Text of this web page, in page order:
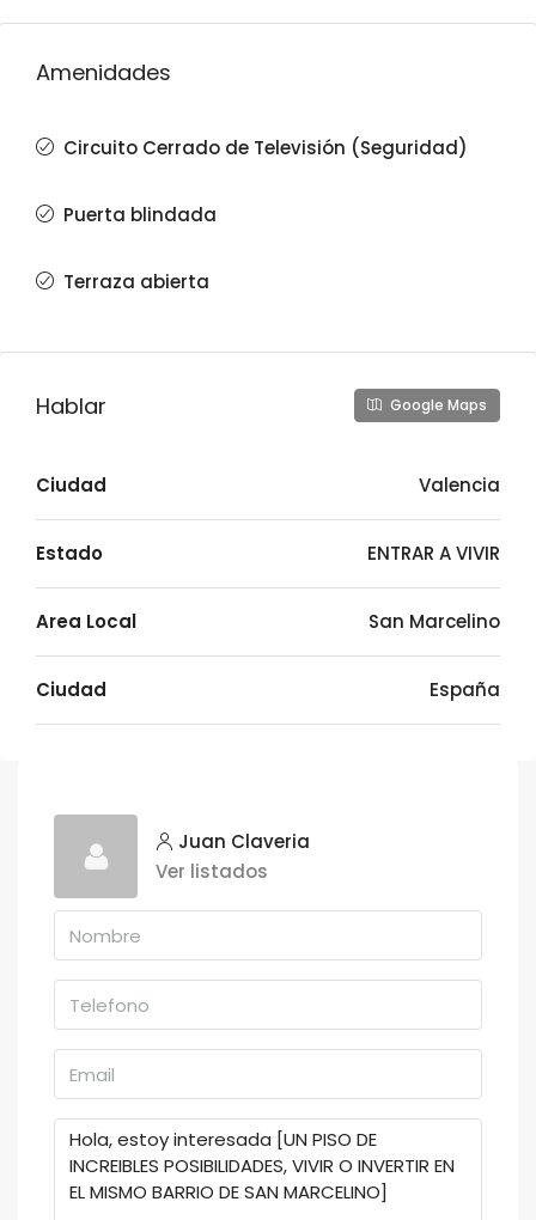
Amenidades
Circuito Cerrado de Televisión (Seguridad)
Puerta blindada
Terraza abierta
Hablar Google Maps
Ciudad Valencia
Estado ENTRAR A VIVIR
Area Local San Marcelino
Ciudad España
Juan Claveria
Ver listados